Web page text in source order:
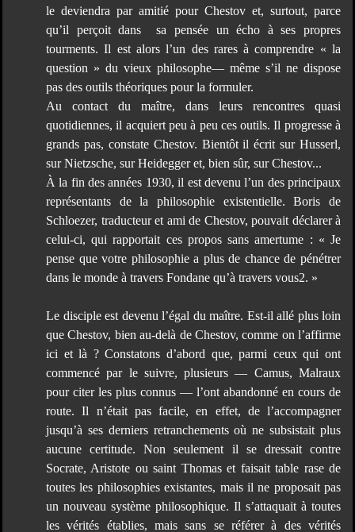
le deviendra par amitié pour Chestov et, surtout, parce
qu’il perçoit dans sa pensée un écho à ses propres
tourments. Il est alors l’un des rares à comprendre « la
question » du vieux philosophe— même s’il ne dispose
pas des outils théoriques pour la formuler.
Au contact du maître, dans leurs rencontres quasi
quotidiennes, il acquiert peu à peu ces outils. Il progresse à
grands pas, constate Chestov. Bientôt il écrit sur Husserl,
sur Nietzsche, sur Heidegger et, bien sûr, sur Chestov...
À la fin des années 1930, il est devenu l’un des principaux
représentants de la philosophie existentielle. Boris de
Schloezer, traducteur et ami de Chestov, pouvait déclarer à
celui-ci, qui rapportait ces propos sans amertume : « Je
pense que votre philosophie a plus de chance de pénétrer
dans le monde à travers Fondane qu’à travers vous2. »
Le disciple est devenu l’égal du maître. Est-il allé plus loin
que Chestov, bien au-delà de Chestov, comme on l’affirme
ici et là ? Constatons d’abord que, parmi ceux qui ont
commencé par le suivre, plusieurs — Camus, Malraux
pour citer les plus connus — l’ont abandonné en cours de
route. Il n’était pas facile, en effet, de l’accompagner
jusqu’à ses derniers retranchements où ne subsistait plus
aucune certitude. Non seulement il se dressait contre
Socrate, Aristote ou saint Thomas et faisait table rase de
toutes les philosophies existantes, mais il ne proposait pas
un nouveau système philosophique. Il s’attaquait à toutes
les vérités établies, mais sans se référer à des vérités